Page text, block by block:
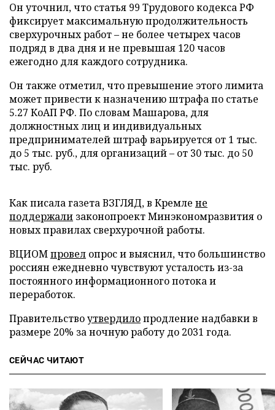
Он уточнил, что статья 99 Трудового кодекса РФ
фиксирует максимальную продолжительность
сверхурочных работ – не более четырех часов
подряд в два дня и не превышая 120 часов
ежегодно для каждого сотрудника.
Он также отметил, что превышение этого лимита
может привести к назначению штрафа по статье
5.27 КоАП РФ. По словам Машарова, для
должностных лиц и индивидуальных
предпринимателей штраф варьируется от 1 тыс.
до 5 тыс. руб., для организаций – от 30 тыс. до 50
тыс. руб.
Как писала газета ВЗГЛЯД, в Кремле не
поддержали законопроект Минэкономразвития о
новых правилах сверхурочной работы.
ВЦИОМпровел опрос и выяснил, что большинство
россиян ежедневно чувствуют усталость из-за
постоянного информационного потока и
переработок.
Правительствоутвердилопродление надбавки в
размере 20% за ночную работу до 2031 года.
СЕЙЧАС ЧИТАЮТ